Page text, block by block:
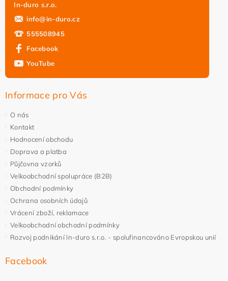
In-duro s.r.o.
info@in-duro.cz
555508945
Facebook
YouTube
Informace pro Vás
O nás
Kontakt
Hodnocení obchodu
Doprava a platba
Půjčovna vzorků
Velkoobchodní spolupráce (B2B)
Obchodní podmínky
Ochrana osobních údajů
Vrácení zboží, reklamace
Velkoobchodní obchodní podmínky
Rozvoj podnikání In-duro s.r.o. - spolufinancováno Evropskou unií
Facebook